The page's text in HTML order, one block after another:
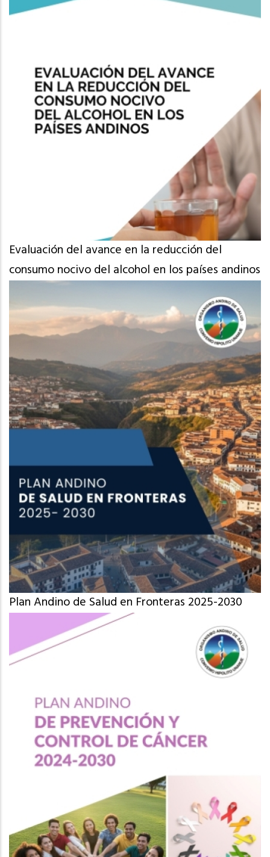
Evaluación del avance en la reducción del
consumo nocivo del alcohol en los países andinos
Plan Andino de Salud en Fronteras 2025-2030